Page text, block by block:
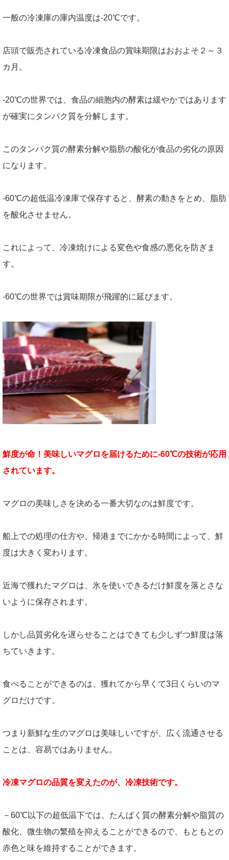
一般の冷凍庫の庫内温度は-20℃です。
店頭で販売されている冷凍食品の賞味期限はおおよそ２～３
カ月。
-20℃の世界では、食品の細胞内の酵素は緩やかではあります
が確実にタンパク質を分解します。
このタンパク質の酵素分解や脂肪の酸化が食品の劣化の原因
になります。
-60℃の超低温冷凍庫で保存すると、酵素の動きをとめ、脂肪
を酸化させません。
これによって、冷凍焼けによる変色や食感の悪化を防ぎま
す。
-60℃の世界では賞味期限が飛躍的に延びます。
鮮度が命！美味しいマグロを届けるために-60℃の技術が応用
されています。
マグロの美味しさを決める一番大切なのは鮮度です。
船上での処理の仕方や、帰港までにかかる時間によって、鮮
度は大きく変わります。
近海で獲れたマグロは、氷を使いできるだけ鮮度を落とさな
いように保存されます。
しかし品質劣化を遅らせることはできても少しずつ鮮度は落
ちていきます。
食べることができるのは、獲れてから早くて3日くらいのマ
グロだけです。
つまり新鮮な生のマグロは美味しいですが、広く流通させる
ことは、容易ではありません。
冷凍マグロの品質を変えたのが、冷凍技術です。
－60℃以下の超低温下では、たんぱく質の酵素分解や脂質の
酸化、微生物の繁殖を抑えることができるので、もともとの
赤色と味を維持することができます。